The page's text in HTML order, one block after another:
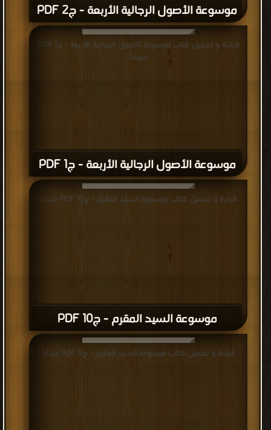
موسوعة الأصول الرجالية الأربعة - ج2 PDF
موسوعة الأصول الرجالية الأربعة - ج1 PDF
قراءة و تحميل كتاب موسوعة الأصول الرجالية الأربعة - ج1 PDF
مجانا
موسوعة السيد المقرم - ج10 PDF
قراءة و تحميل كتاب موسوعة السيد المقرم - ج10 PDF مجانا
قراءة و تحميل كتاب موسوعة السيد المقرم - ج9 PDF مجانا